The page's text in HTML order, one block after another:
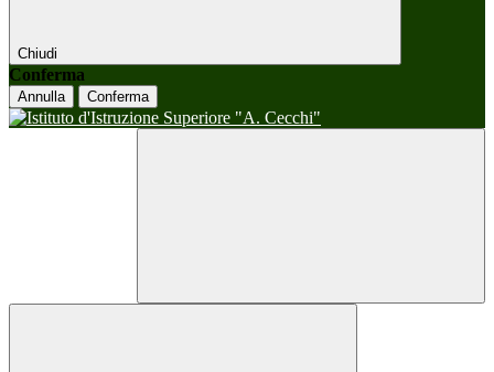
Chiudi
Conferma
Annulla Conferma